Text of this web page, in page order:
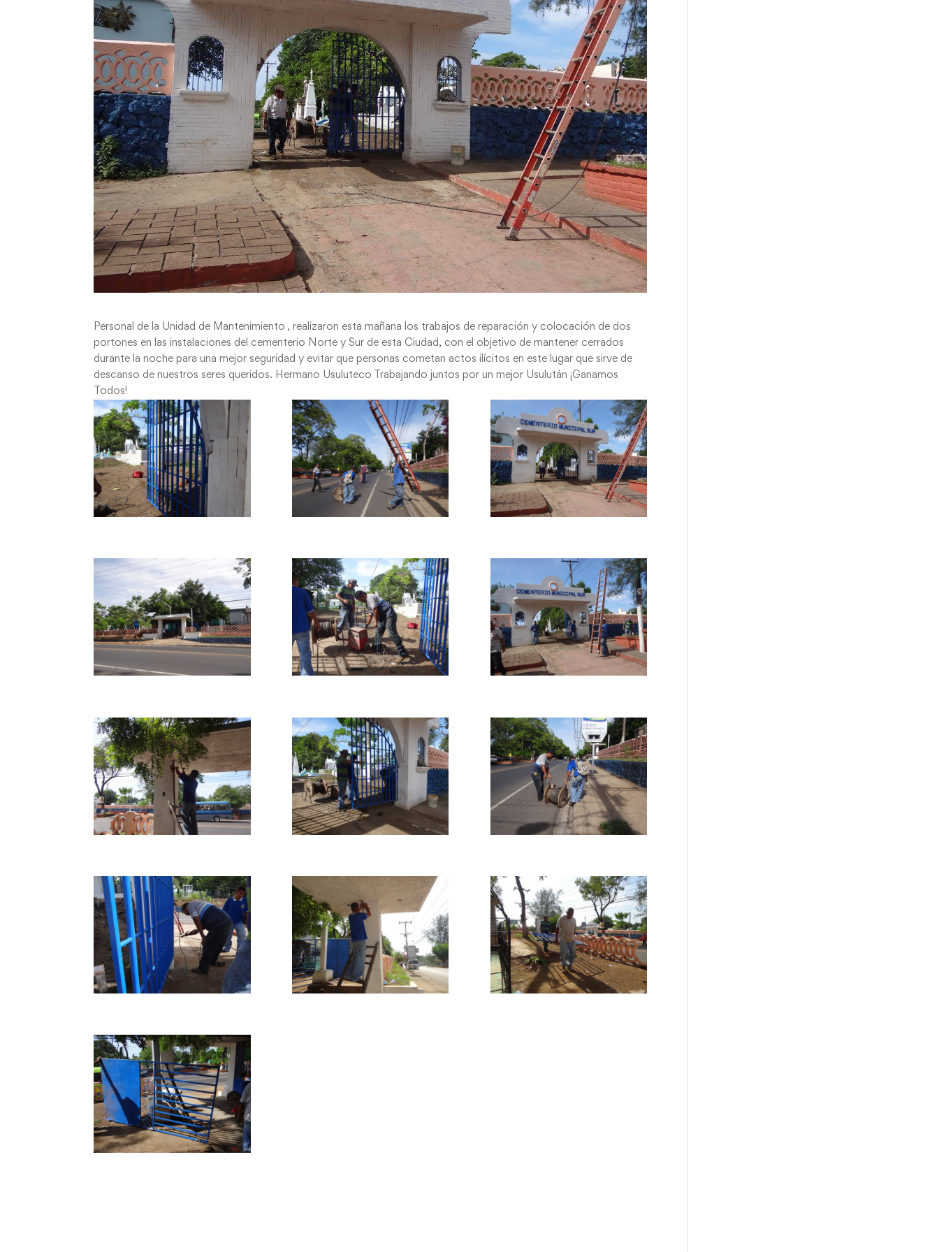
Personal de la Unidad de Mantenimiento , realizaron esta mañana los trabajos de reparación y colocación de dos
portones en las instalaciones del cementerio Norte y Sur de esta Ciudad, con el objetivo de mantener cerrados
durante la noche para una mejor seguridad y evitar que personas cometan actos ilícitos en este lugar que sirve de
descanso de nuestros seres queridos. Hermano Usuluteco Trabajando juntos por un mejor Usulután ¡Ganamos
Todos!